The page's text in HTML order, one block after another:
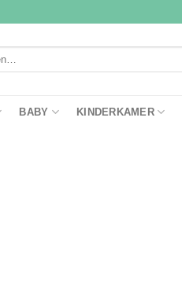
BABY KINDERKAMER